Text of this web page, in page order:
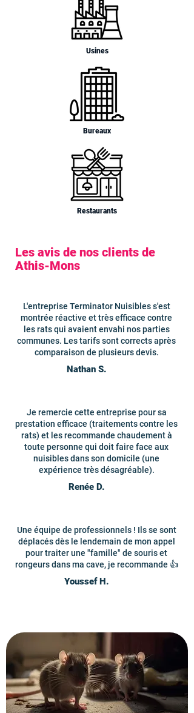
Usines
Bureaux
Restaurants
Les avis de nos clients de
Athis-Mons
L'entreprise Terminator Nuisibles s'est
montrée réactive et très efficace contre
les rats qui avaient envahi nos parties
communes. Les tarifs sont corrects après
comparaison de plusieurs devis.
Nathan S.
Je remercie cette entreprise pour sa
prestation efficace (traitements contre les
rats) et les recommande chaudement à
toute personne qui doit faire face aux
nuisibles dans son domicile (une
expérience très désagréable).
Renée D.
Une équipe de professionnels ! Ils se sont
déplacés dès le lendemain de mon appel
pour traiter une "famille" de souris et
rongeurs dans ma cave, je recommande 👍
Youssef H.